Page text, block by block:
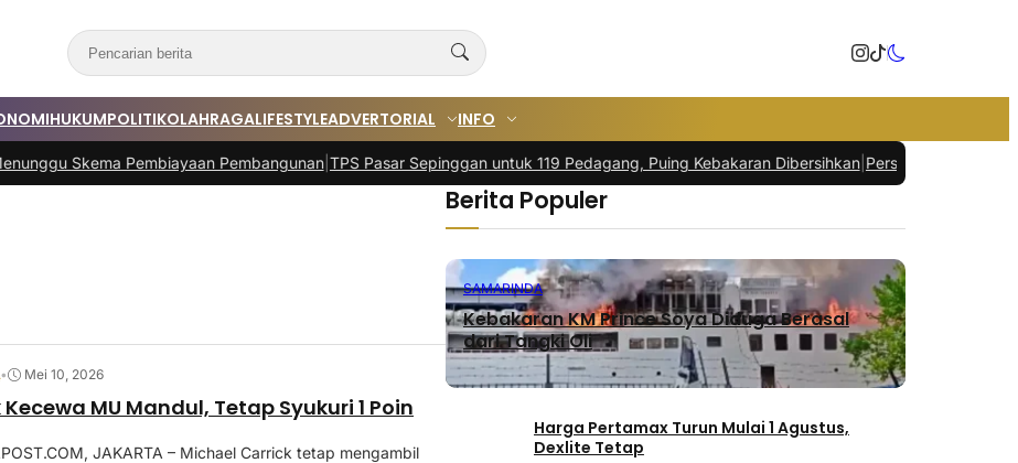
HUKUMPOLITIKOLAHRAGALIFESTYLEADVERTORIAL INFO
Skema Pembiayaan Pembangunan|TPS Pasar Sepinggan untuk 119 Pedagang, Puing Kebakaran Dibersihkan|Persoalan Hukum
• Mei 10, 2026
MU Mandul, Tetap Syukuri 1 Poin
JAKARTA – Michael Carrick tetap mengambil
Berita Populer
SAMARINDA
Kebakaran KM Prince Soya Diduga Berasal
dari Tangki Oli
Harga Pertamax Turun Mulai 1 Agustus,
Dexlite Tetap